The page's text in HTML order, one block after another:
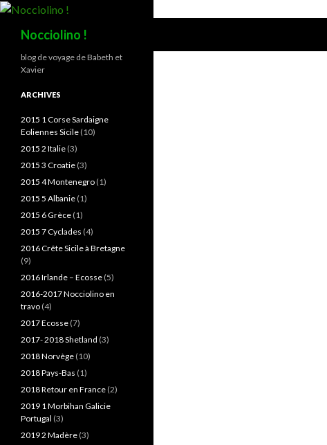
Nocciolino !
blog de voyage de Babeth et
Xavier
ARCHIVES
2015 1 Corse Sardaigne
Eoliennes Sicile (10)
2015 2 Italie (3)
2015 3 Croatie (3)
2015 4 Montenegro (1)
2015 5 Albanie (1)
2015 6 Grèce (1)
2015 7 Cyclades (4)
2016 Crête Sicile à Bretagne
(9)
2016 Irlande – Ecosse (5)
2016-2017 Nocciolino en
travo (4)
2017 Ecosse (7)
2017- 2018 Shetland (3)
2018 Norvège (10)
2018 Pays-Bas (1)
2018 Retour en France (2)
2019 1 Morbihan Galicie
Portugal (3)
2019 2 Madère (3)